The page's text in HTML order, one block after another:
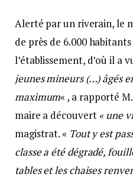
Alerté par un riverain, le
de près de 6.000
l’établissement, d’où il a
jeunes mineurs (…) âgés
maximum« , a rapporté
maire a découvert« une
magistrat. « Tout y est
classe a été dégradé,
tables et les chaises